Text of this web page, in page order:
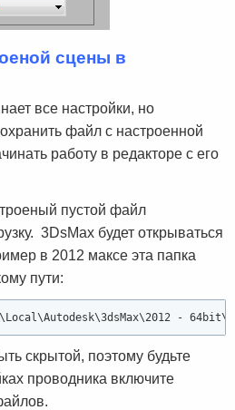
сцены в
все настройки, но
файл с настроенной
работу в редакторе с его
пустой файл
3DsMax будет открываться
в 2012 максе эта папка
пути:
-
скрытой, поэтому будьте
проводника включите